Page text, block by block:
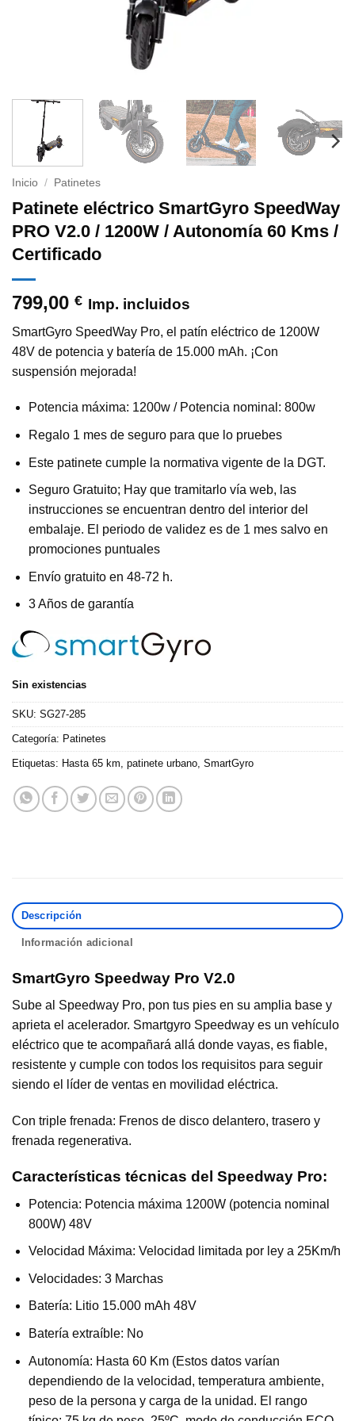
Inicio / Patinetes
Patinete eléctrico SmartGyro SpeedWay
PRO V2.0 / 1200W / Autonomía 60 Kms /
Certificado
799,00 € Imp. incluidos
SmartGyro SpeedWay Pro, el patín eléctrico de 1200W
48V de potencia y batería de 15.000 mAh. ¡Con
suspensión mejorada!
Potencia máxima: 1200w / Potencia nominal: 800w
Regalo 1 mes de seguro para que lo pruebes
Este patinete cumple la normativa vigente de la DGT.
Seguro Gratuito; Hay que tramitarlo vía web, las
instrucciones se encuentran dentro del interior del
embalaje. El periodo de validez es de 1 mes salvo en
promociones puntuales
Envío gratuito en 48-72 h.
3 Años de garantía
Sin existencias
SKU: SG27-285
Categoría: Patinetes
Etiquetas: Hasta 65 km patinete urbano SmartGyro
Descripción
Información adicional
SmartGyro Speedway Pro V2.0
Sube al Speedway Pro, pon tus pies en su amplia base y
aprieta el acelerador. Smartgyro Speedway es un vehículo
eléctrico que te acompañará allá donde vayas, es fiable,
resistente y cumple con todos los requisitos para seguir
siendo el líder de ventas en movilidad eléctrica.
Con triple frenada: Frenos de disco delantero, trasero y
frenada regenerativa.
Características técnicas del Speedway Pro:
Potencia: Potencia máxima 1200W (potencia nominal
800W) 48V
Velocidad Máxima: Velocidad limitada por ley a 25Km/h
Velocidades: 3 Marchas
Batería: Litio 15.000 mAh 48V
Batería extraíble: No
Autonomía: Hasta 60 Km (Estos datos varían
dependiendo de la velocidad, temperatura ambiente,
peso de la persona y carga de la unidad. El rango